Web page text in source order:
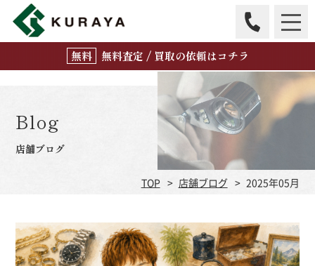
無料査定 / 買取の依頼はコチラ
Blog
店舗ブログ
TOP 店舗ブログ 2025年05月